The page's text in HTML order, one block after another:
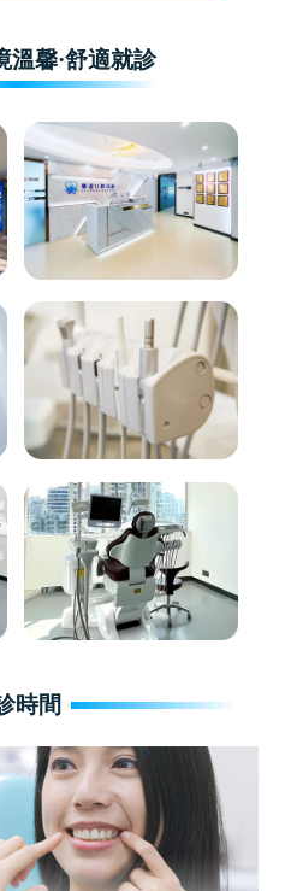
溫馨·舒適就診
時間